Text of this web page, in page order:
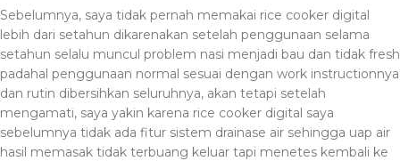
Sebelumnya, saya tidak pernah memakai rice cooker digital
lebih dari setahun dikarenakan setelah penggunaan selama
setahun selalu muncul problem nasi menjadi bau dan tidak fresh
padahal penggunaan normal sesuai dengan work instructionnya
dan rutin dibersihkan seluruhnya, akan tetapi setelah
mengamati, saya yakin karena rice cooker digital saya
sebelumnya tidak ada fitur sistem drainase air sehingga uap air
hasil memasak tidak terbuang keluar tapi menetes kembali ke